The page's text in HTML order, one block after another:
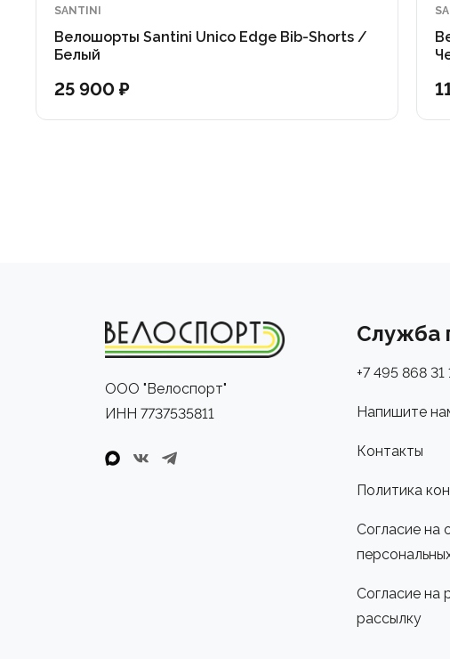
SANTINI
Велошорты Santini Unico Edge Bib-Shorts /
Белый
25 900 ₽
ООО "Велоспорт"
ИНН 7737535811
Служба
+7 495 868 31
Напишите
Контакты
Политика
Согласие на
Согласие на
рассылку